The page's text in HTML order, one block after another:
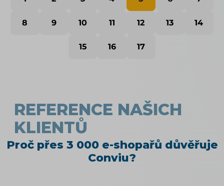
8 9 10 11 12 13 14
15 16 17
REFERENCE NAŠICH
KLIENTŮ
Proč přes 3 000 e-shopařů důvěřuje
Conviu?